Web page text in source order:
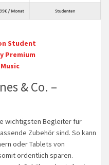
Student
Premium
& Co. –
wichtigsten Begleiter für
Zubehör sind. So kann
oder Tablets von
ordentlich sparen.